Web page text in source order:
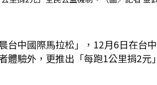
台中國際馬拉松」，12月6日在台
驗外，更推出「每跑1公里捐2